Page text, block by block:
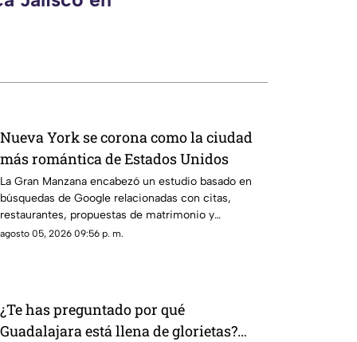
Nueva York se corona como la ciudad
más romántica de Estados Unidos
La Gran Manzana encabezó un estudio basado en
búsquedas de Google relacionadas con citas,
restaurantes, propuestas de matrimonio y
experiencias para parejas.
agosto 05, 2026 09:56 p. m.
¿Te has preguntado por qué
Guadalajara está llena de glorietas?